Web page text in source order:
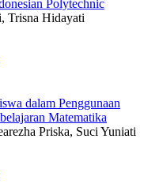
Polytechnic
Trisna Hidayati
dalam Penggunaan
Matematika
Priska, Suci Yuniati